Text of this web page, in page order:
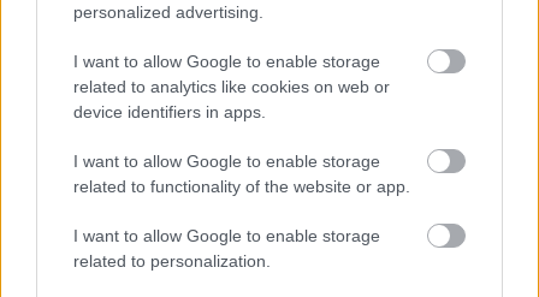
personalized advertising.
I want to allow Google to enable storage
related to analytics like cookies on web or
device identifiers in apps.
I want to allow Google to enable storage
related to functionality of the website or app.
I want to allow Google to enable storage
related to personalization.
Najnovšie príspevky